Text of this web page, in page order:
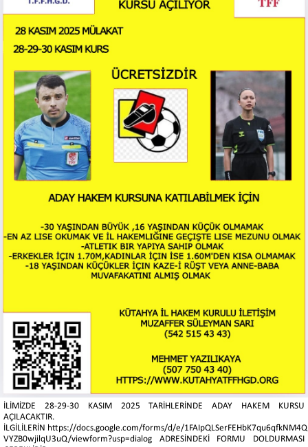
İLİMİZDE 28-29-30 KASIM 2025 TARİHLERİNDE ADAY HAKEM KURSU
AÇILACAKTIR.
İLGİLİLERİN https://docs.google.com/forms/d/e/
VYZB0wjilqU3uQ/viewform?usp=dialog ADRESİNDEKİ FORMU DOLDURMASI